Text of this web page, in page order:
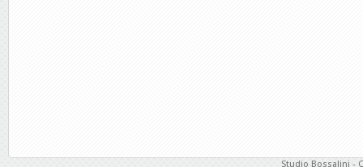
Studio Bossalini -